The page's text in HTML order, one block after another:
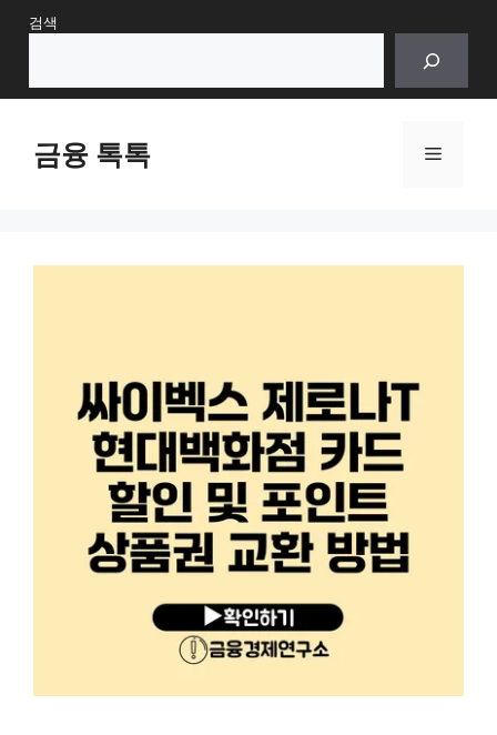
Skip검색
금융 톡톡 Menu